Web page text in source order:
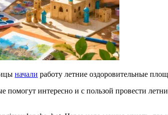
начали работу летние оздоровительные
помогут интересно и с пользой провести